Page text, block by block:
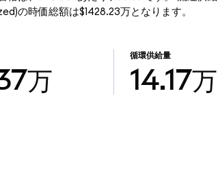
の時価総額は$1428.23万となります。
万
循環供給量
14.17万